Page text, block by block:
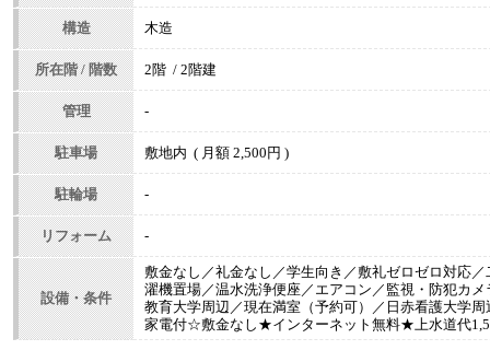
構造 木造
所在階 / 階数 2階 / 2階建
管理 -
駐車場 敷地内 ( 月額 2,500円 )
駐輪場 -
リフォーム -
設備・条件
敷金なし／礼金なし／学生向き／敷礼ゼロゼロ対応
濯機置場／温水洗浄便座／エアコン／監視・防犯カ
教育大学周辺／現在満室（予約可）／日赤看護大学
家電付☆敷金なし★インターネット無料★上水道代